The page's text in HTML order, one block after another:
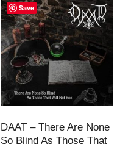
Save
DAAT – There Are None
So Blind As Those That